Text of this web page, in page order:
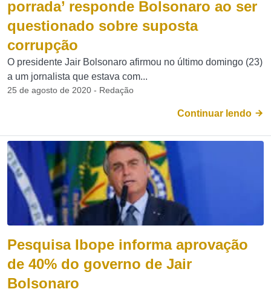
porrada’ responde Bolsonaro ao ser
questionado sobre suposta
corrupção
O presidente Jair Bolsonaro afirmou no último domingo (23)
a um jornalista que estava com...
25 de agosto de 2020 - Redação
Continuar lendo
Pesquisa Ibope informa aprovação
de 40% do governo de Jair
Bolsonaro